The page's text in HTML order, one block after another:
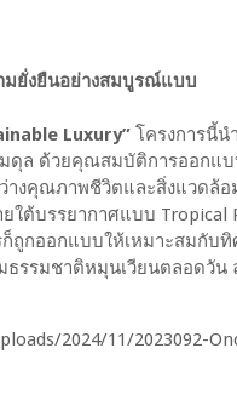
มยั่งยืนอย่างสมบูรณ์แบบ
Luxury” โครงการนี้น
ดุล ด้วยคุณสมบัติการออกแบ
งคุณภาพชีวิตและสิ่งแวดล้อ
ใต้บรรยากาศแบบ
ก็ถูกออกแบบให้เหมาะสมกับ
รรมชาติหมุนเวียนตลอดวัน